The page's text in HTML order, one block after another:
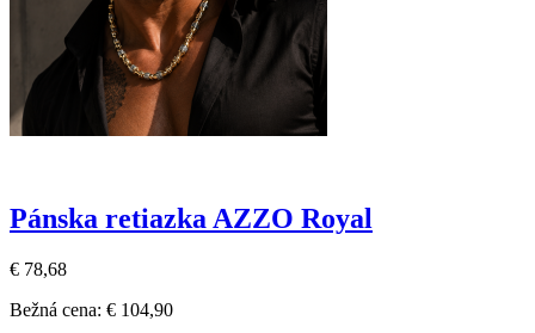
Pánska retiazka AZZO Royal
€ 78,68
Bežná cena: € 104,90